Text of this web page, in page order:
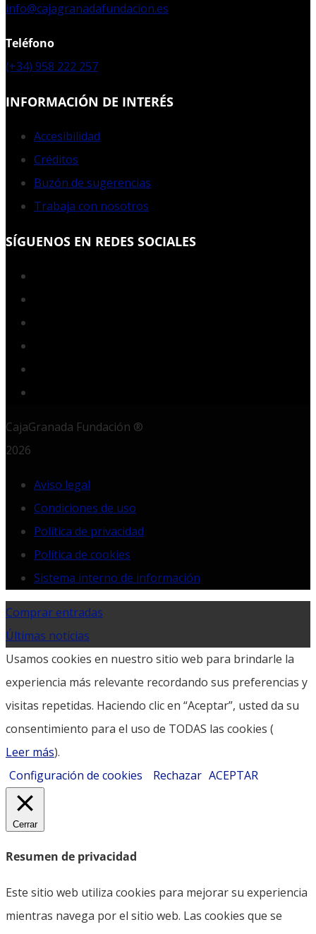
info@cajagranadafundacion.es
Teléfono
(+34) 958 222 257
INFORMACIÓN DE INTERÉS
Accesibilidad
Créditos
Buzón de sugerencias
Trabaja con nosotros
SÍGUENOS EN REDES SOCIALES
CajaGranada Fundación ®
2026
Aviso legal
Condiciones de uso
Política de privacidad
Política de cookies
Sistema interno de información
Comprar entradas
Últimas noticias
Usamos cookies en nuestro sitio web para brindarle la
experiencia más relevante recordando sus preferencias y
visitas repetidas. Haciendo clic en “Aceptar”, usted da su
consentimiento para el uso de TODAS las cookies (
Leer más).
Configuración de cookies
Rechazar ACEPTAR
Cerrar
Resumen de privacidad
Este sitio web utiliza cookies para mejorar su experiencia
mientras navega por el sitio web. Las cookies que se